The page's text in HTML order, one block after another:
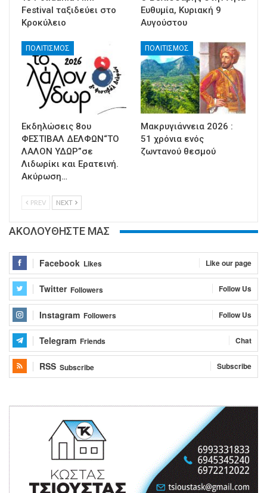
Festival ταξιδεύει στο
Κροκύλειο
Ευθυμία, Κυριακή 9
Αυγούστου
ΠΟΛΙΤΙΣΜΟΣ
Εκδηλώσεις 8ου
ΦΕΣΤΙΒΑΛ ΔΕΛΦΩΝ“ΤΟ
ΛΑΛΟΝ ΥΔΩΡ”σε
Λιδωρίκι και Ερατεινή.
Ακύρωση…
ΠΟΛΙΤΙΣΜΟΣ
Μακρυγιάννεια 2026 :
51 χρόνια ενός
ζωντανού θεσμού
PREV NEXT
ΑΚΟΛΟΥΘΗΣΤΕ ΜΑΣ
Facebook Likes Like our page
Twitter Followers Follow Us
Instagram Followers Follow Us
Telegram Friends Chat
RSS Subscribe Subscribe